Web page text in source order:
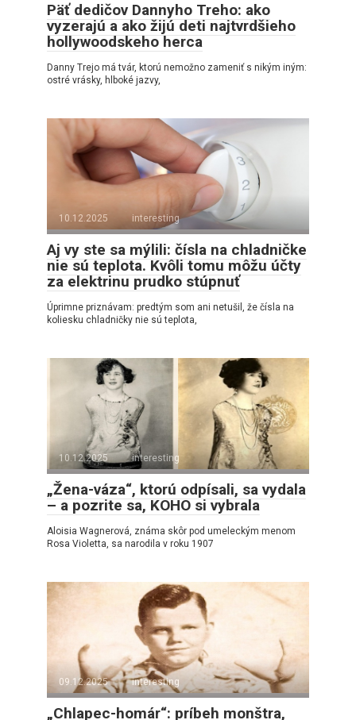
Päť dedičov Dannyho Treho: ako
vyzerajú a ako žijú deti najtvrdšieho
hollywoodskeho herca
Danny Trejo má tvár, ktorú nemožno zameniť s nikým iným:
ostré vrásky, hlboké jazvy,
10.12.2025 interesting
Aj vy ste sa mýlili: čísla na chladničke
nie sú teplota. Kvôli tomu môžu účty
za elektrinu prudko stúpnuť
Úprimne priznávam: predtým som ani netušil, že čísla na
koliesku chladničky nie sú teplota,
10.12.2025 interesting
„Žena-váza“, ktorú odpísali, sa vydala
– a pozrite sa, KOHO si vybrala
Aloisia Wagnerová, známa skôr pod umeleckým menom
Rosa Violetta, sa narodila v roku 1907
09.12.2025 interesting
„Chlapec-homár“: príbeh monštra,